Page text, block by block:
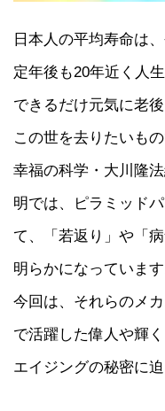
日本人の平均寿命は
定年後も20年近く人
できるだけ元気に老
この世を去りたいもの
幸福の科学・大川隆
明では、ピラミッド
て、「若返り」や「
明らかになっています
今回は、それらのメ
で活躍した偉人や輝
エイジングの秘密に迫